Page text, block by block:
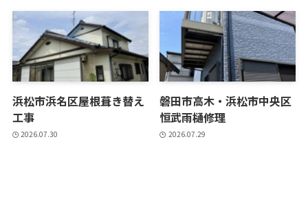
浜松市浜名区屋根葺き替え
工事
2026.07.30
磐田市高木・浜松市中央区
恒武雨樋修理
2026.07.29